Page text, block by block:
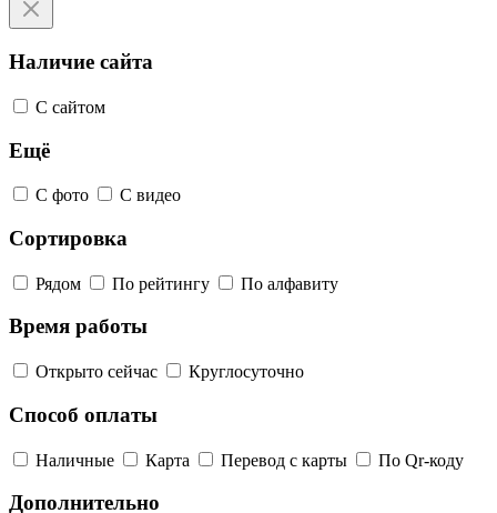
Наличие сайта
С сайтом
Ещё
С фото С видео
Сортировка
Рядом По рейтингу По алфавиту
Время работы
Открыто сейчас Круглосуточно
Способ оплаты
Наличные Карта Перевод с карты По Qr-коду
Дополнительно